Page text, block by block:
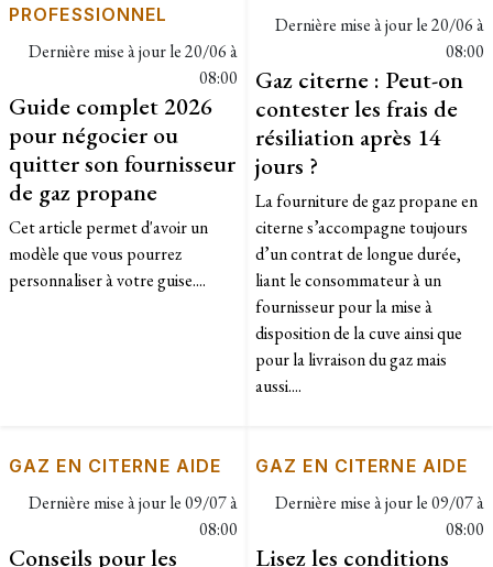
PROFESSIONNEL
Dernière mise à jour le20/06 à
08:00
Guide complet 2026
pour négocier ou
quitter son fournisseur
de gaz propane
Cet article permet d'avoir un
modèle que vous pourrez
personnaliser à votre guise....
Dernière mise à jour le20/06 à
08:00
Gaz citerne : Peut-on
contester les frais de
résiliation après 14
jours ?
La fourniture de gaz propane en
citerne s’accompagne toujours
d’un contrat de longue durée,
liant le consommateur à un
fournisseur pour la mise à
disposition de la cuve ainsi que
pour la livraison du gaz mais
aussi....
GAZ EN CITERNE AIDE
Dernière mise à jour le09/07 à
08:00
Conseils pour les
GAZ EN CITERNE AIDE
Dernière mise à jour le09/07 à
08:00
Lisez les conditions